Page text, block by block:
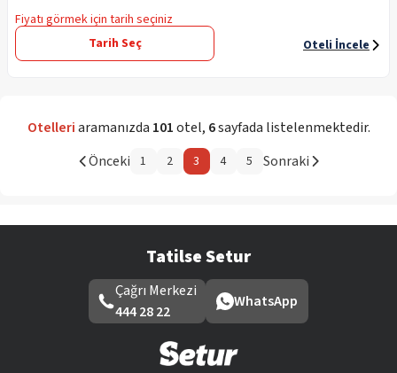
Fiyatı görmek için tarih seçiniz
Tarih Seç
Oteli İncele
Otelleriaramanızda 101otel, 6sayfada listelenmektedir.
Önceki 1 2 3 4 5 Sonraki
Tatilse Setur
Çağrı Merkezi
444 28 22
WhatsApp